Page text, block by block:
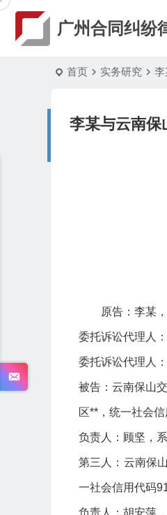
广州合同纠纷
首页 实务研究 李
李某与云南保
原告：李某
委托诉讼代理人
委托诉讼代理人
被告：云南保山
区**，统一社会
负责人：顾坚，
第三人：云南保
一社会信用代码